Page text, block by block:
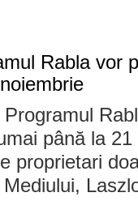
până la
proprietari